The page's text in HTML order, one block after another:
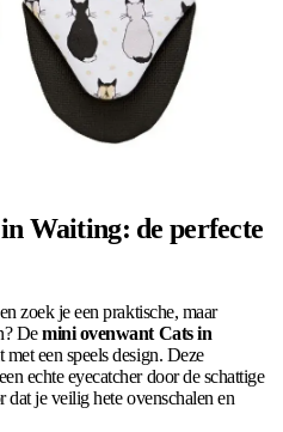
Waiting: de perfecte
zoek je een praktische, maar
Demini ovenwant Cats in
een speels design. Deze
echte eyecatcher door de schattige
je veilig hete ovenschalen en